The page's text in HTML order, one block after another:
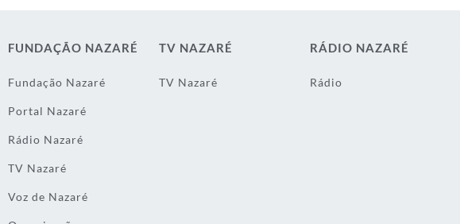
FUNDAÇÃO NAZARÉ
Fundação Nazaré
Portal Nazaré
Rádio Nazaré
TV Nazaré
Voz de Nazaré
TV NAZARÉ
TV Nazaré
RÁDIO NAZARÉ
Rádio